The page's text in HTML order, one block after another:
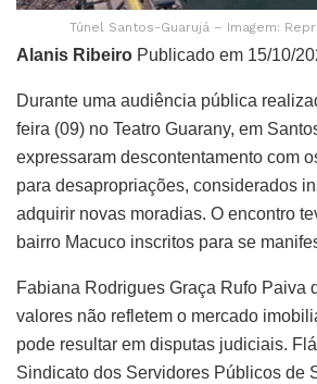
Túnel Santos-Guarujá – Imagem:
Alanis Ribeiro Publicado em 15/10/
Durante uma audiência pública
feira (09) no Teatro Guarany, em
expressaram descontentamento com
para desapropriações, considerados
adquirir novas moradias. O encontro
bairro Macuco inscritos para se
Fabiana Rodrigues Graça Rufo Paiva
valores não refletem o mercado
pode resultar em disputas judiciais.
Sindicato dos Servidores Públicos de